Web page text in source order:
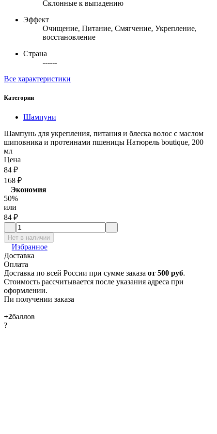
Склонные к выпадению
Эффект
Очищение, Питание, Смягчение, Укрепление,
восстановление
Страна
------
Все характеристики
Категории
Шампуни
Шампунь для укрепления, питания и блеска волос с маслом
шиповника и протеинами пшеницы Натюрель boutique, 200
мл
Цена
84 ₽
168 ₽
Экономия
50%
или
84 ₽
Нет в наличии
Избранное
Доставка
Оплата
Доставка по всей России при сумме заказа от 500 руб.
Стоимость рассчитывается после указания адреса при
оформлении.
Пи получении заказа
+2баллов
?